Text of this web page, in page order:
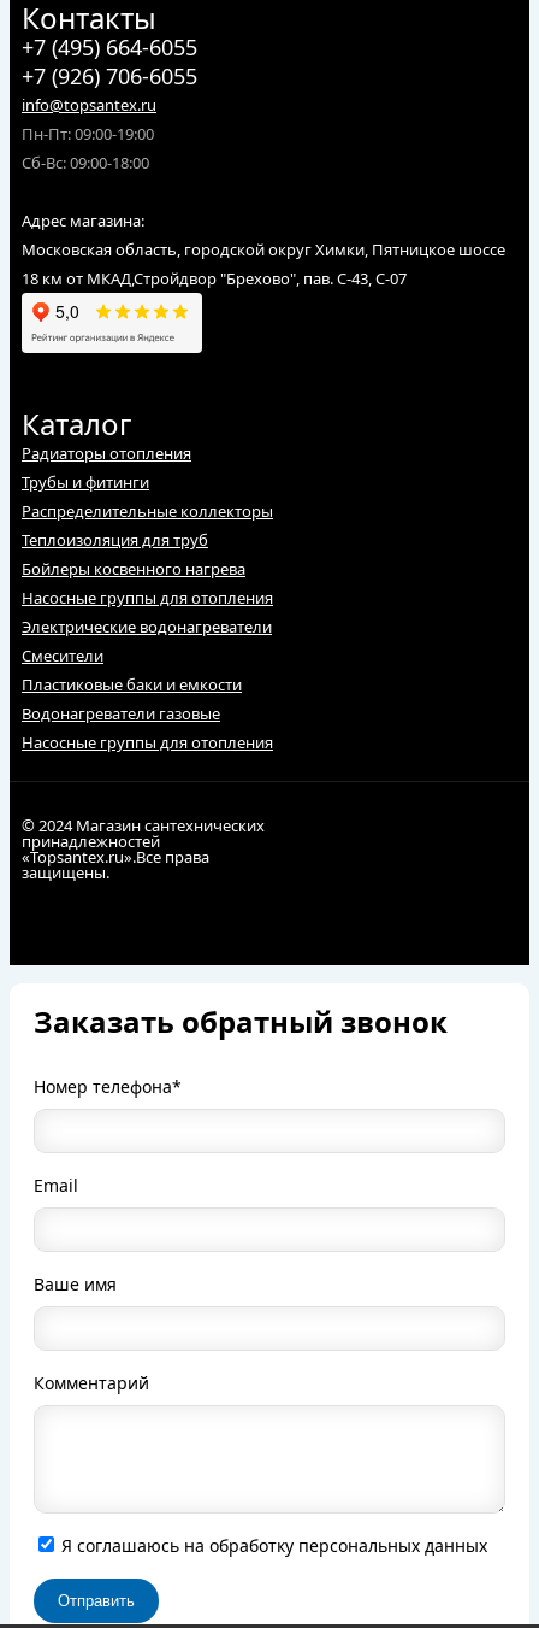
Контакты
+7 (495) 664-6055
+7 (926) 706-6055
info@topsantex.ru
Пн-Пт: 09:00-19:00
Сб-Вс: 09:00-18:00
Адрес магазина:
Московская область, городской округ Химки, Пятницкое шоссе
18 км от МКАД,Стройдвор "Брехово", пав. С-43, С-07
Каталог
Радиаторы отопления
Трубы и фитинги
Распределительные коллекторы
Теплоизоляция для труб
Бойлеры косвенного нагрева
Насосные группы для отопления
Электрические водонагреватели
Смесители
Пластиковые баки и емкости
Водонагреватели газовые
Насосные группы для отопления
© 2024 Магазин сантехнических
принадлежностей
«Topsantex.ru».Все права
защищены.
Заказать обратный звонок
Номер телефона*
Email
Ваше имя
Комментарий
Я соглашаюсь на обработку персональных данных